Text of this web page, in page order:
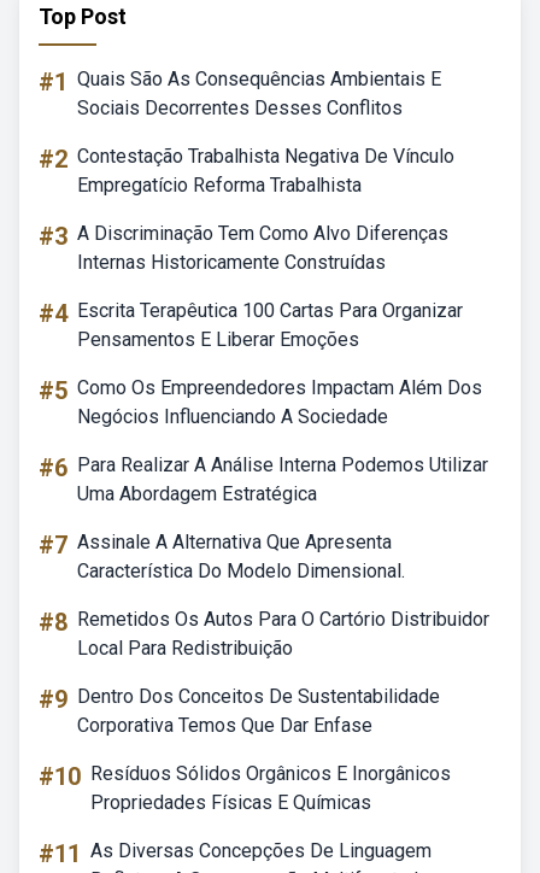
Top Post
#1 Quais São As Consequências Ambientais E
Sociais Decorrentes Desses Conflitos
#2 Contestação Trabalhista Negativa De Vínculo
Empregatício Reforma Trabalhista
#3 A Discriminação Tem Como Alvo Diferenças
Internas Historicamente Construídas
#4 Escrita Terapêutica 100 Cartas Para Organizar
Pensamentos E Liberar Emoções
#5 Como Os Empreendedores Impactam Além Dos
Negócios Influenciando A Sociedade
#6 Para Realizar A Análise Interna Podemos Utilizar
Uma Abordagem Estratégica
#7 Assinale A Alternativa Que Apresenta
Característica Do Modelo Dimensional.
#8 Remetidos Os Autos Para O Cartório Distribuidor
Local Para Redistribuição
#9 Dentro Dos Conceitos De Sustentabilidade
Corporativa Temos Que Dar Enfase
#10 Resíduos Sólidos Orgânicos E Inorgânicos
Propriedades Físicas E Químicas
#11 As Diversas Concepções De Linguagem